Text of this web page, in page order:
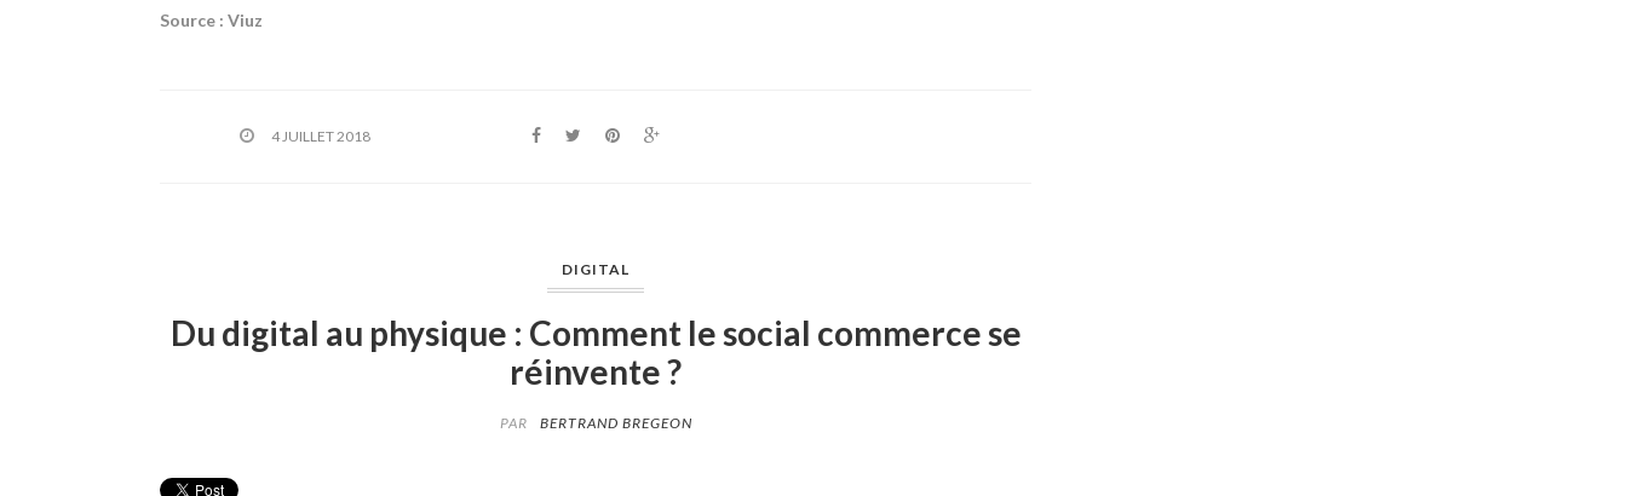
Source : Viuz
4 JUILLET 2018
DIGITAL
Du digital au physique : Comment le social commerce se
réinvente ?
PAR BERTRAND BREGEON